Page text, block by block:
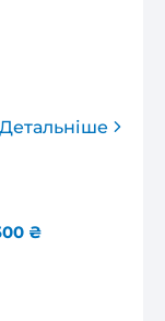
Детальніше
₴